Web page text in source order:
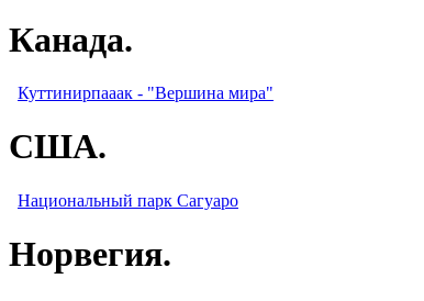
Канада.
Куттинирпааак - "Вершина мира"
США.
Национальный парк Сагуаро
Норвегия.